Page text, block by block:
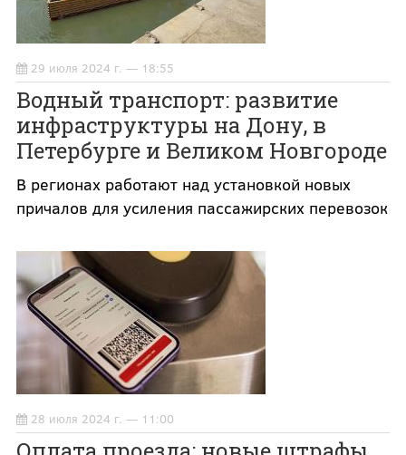
29 июля 2024 г. — 18:55
Водный транспорт: развитие
инфраструктуры на Дону, в
Петербурге и Великом Новгороде
В регионах работают над установкой новых
причалов для усиления пассажирских перевозок
28 июля 2024 г. — 11:00